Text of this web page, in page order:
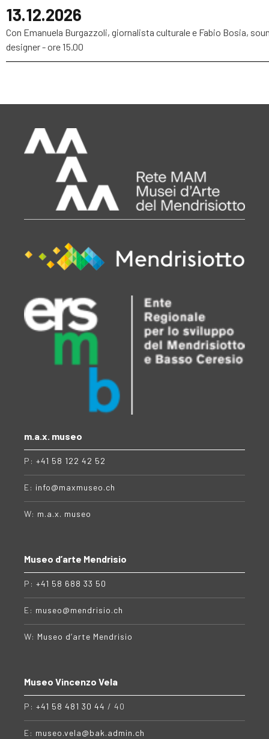
13.12.2026
Con Emanuela Burgazzoli, giornalista culturale e Fabio Bosia,
designer - ore 15.00
m.a.x. museo
P: +41 58 122 42 52
E: info@maxmuseo.ch
W: m.a.x. museo
Museo d’arte Mendrisio
P: +41 58 688 33 50
E: museo@mendrisio.ch
W: Museo d’arte Mendrisio
Museo Vincenzo Vela
P: +41 58 481 30 44 / 40
E: museo.vela@bak.admin.ch